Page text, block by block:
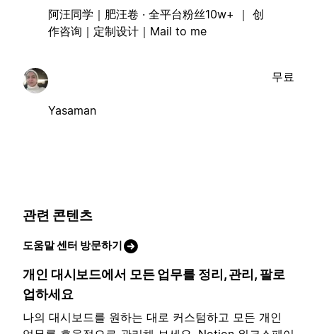
阿汪同学｜肥汪卷 · 全平台粉丝10w+ ｜ 创
作咨询｜定制设计｜Mail to me
Yasaman
무료
관련 콘텐츠
도움말 센터 방문하기
개인 대시보드에서 모든 업무를 정리, 관리, 팔로
업하세요
나의 대시보드를 원하는 대로 커스텀하고 모든 개인